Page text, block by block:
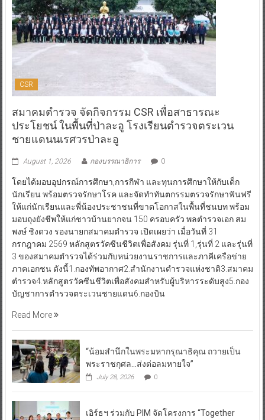
CSR
สมาคมตำรวจ จัดกิจกรรม CSR เพื่อสาธารณะ
ประโยชน์ ในพื้นที่ป่าละอู โรงเรียนตำรวจตระเวน
ชายแดนนเรศวรป่าละอู
August 1, 2026 กองบรรณาธิการ 0
โดยได้มอบอุปกรณ์การศึกษา,การกีฬา และทุนการศึกษาให้กับเด็ก
นักเรียน พร้อมตรวจรักษาโรค และจัดทำทันตกรรมตรวจรักษาฟันฟรี
ให้แก่นักเรียนและพี่น้องประชาชนที่ขาดโอกาสในพื้นที่ชนบท พร้อม
มอบถุงยังชีพให้แก่ชาวบ้านยากจน 150 ครอบครัว พลตำรวจเอก สม
พงษ์ ชิงดวง รองนายกสมาคมตำรวจ เปิดเผยว่า เมื่อวันที่ 31
กรกฎาคม 2569 หลักสูตรวัคซีนชีวิตเพื่อสังคม รุ่นที่ 1,รุ่นที่ 2 และรุ่นที่
3 ของสมาคมตำรวจได้ร่วมกับหน่วยงานราชการและภาคีเครือข่าย
ภาคเอกชน ดังนี้1.กองทัพอากาศ2.สำนักงานตำรวจแห่งชาติ3.สมาคม
ตำรวจ4.หลักสูตรวัคซีนชีวิตเพื่อสังคมสำหรับผู้บริหารระดับสูง5.กอง
บัญชาการตำรวจตระเวนชายแดน6.กองบิน
Read More
“น้อมสำนึกในพระมหากรุณาธิคุณ ถวายเป็น
พระราชกุศล…ส่งต่อลมหายใจ”
July 28, 2026 0
เอิร์ธฯ ร่วมกับ PIM จัดโครงการ “Together